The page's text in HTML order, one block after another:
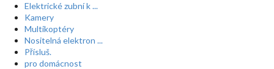
Elektrické zubní k ...
Kamery
Multikoptéry
Nositelná elektron ...
Přísluš.
pro domácnost